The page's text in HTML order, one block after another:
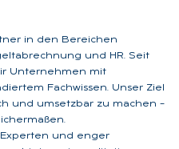
in den Bereichen
und HR. Seit
Unternehmen mit
Fachwissen. Unser Ziel
und umsetzbar zu machen –
und enger